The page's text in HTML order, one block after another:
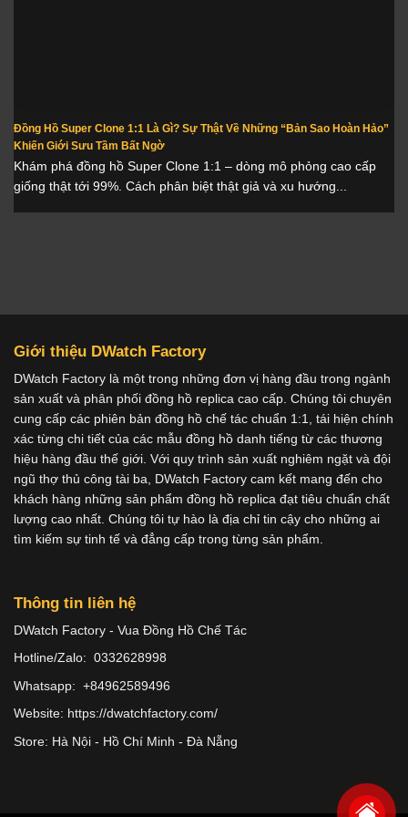
Đồng Hồ Super Clone 1:1 Là Gì? Sự Thật Về Những “Bản Sao Hoàn Hảo”
Khiến Giới Sưu Tầm Bất Ngờ
Khám phá đồng hồ Super Clone 1:1 – dòng mô phỏng cao cấp
giống thật tới 99%. Cách phân biệt thật giả và xu hướng...
Giới thiệu DWatch Factory
DWatch Factory là một trong những đơn vị hàng đầu trong ngành
sản xuất và phân phối đồng hồ replica cao cấp. Chúng tôi chuyên
cung cấp các phiên bản đồng hồ chế tác chuẩn 1:1, tái hiện chính
xác từng chi tiết của các mẫu đồng hồ danh tiếng từ các thương
hiệu hàng đầu thế giới. Với quy trình sản xuất nghiêm ngặt và đội
ngũ thợ thủ công tài ba, DWatch Factory cam kết mang đến cho
khách hàng những sản phẩm đồng hồ replica đạt tiêu chuẩn chất
lượng cao nhất. Chúng tôi tự hào là địa chỉ tin cậy cho những ai
tìm kiếm sự tinh tế và đẳng cấp trong từng sản phẩm.
Thông tin liên hệ
DWatch Factory - Vua Đồng Hồ Chế Tác
Hotline/Zalo: 0332628998
Whatsapp: +84962589496
Website: https://dwatchfactory.com/
Store: Hà Nội - Hồ Chí Minh - Đà Nẵng